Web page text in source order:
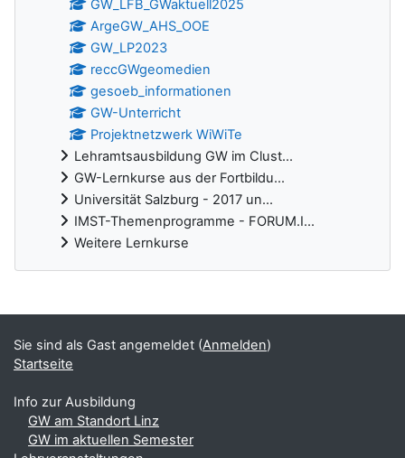
GW_LFB_GWaktuell2025
ArgeGW_AHS_OOE
GW_LP2023
reccGWgeomedien
gesoeb_informationen
GW-Unterricht
Projektnetzwerk WiWiTe
Lehramtsausbildung GW im Clust...
GW-Lernkurse aus der Fortbildu...
Universität Salzburg - 2017 un...
IMST-Themenprogramme - FORUM.I...
Weitere Lernkurse
Ergänzungsblöcke
Sie sind als Gast angemeldet (Anmelden)
Startseite
Info zur Ausbildung
GW am Standort Linz
GW im aktuellen Semester